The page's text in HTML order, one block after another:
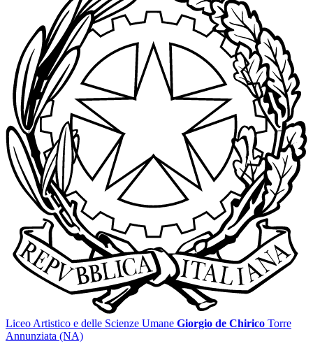
Liceo Artistico e delle Scienze Umane Giorgio de Chirico Torre
Annunziata (NA)